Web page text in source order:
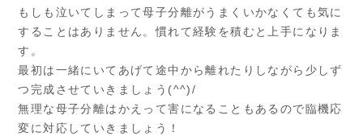
もしも泣いてしまって母子分離がうまくいかなくても気に
することはありません。慣れて経験を積むと上手になりま
す。
最初は一緒にいてあげて途中から離れたりしながら少しず
つ完成させていきましょう(^^)/
無理な母子分離はかえって害になることもあるので臨機応
変に対応していきましょう！